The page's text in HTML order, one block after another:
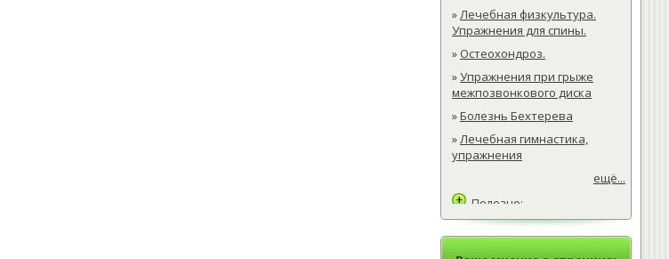
»Лечебная физкультура.
Упражнения для спины.
» Остеохондроз.
»Упражнения при грыже
межпозвонкового диска
»Болезнь Бехтерева
»Лечебная гимнастика,
упражнения
ещё...
Полезно:
Лечебная физкультура.
Упражнения для спины.